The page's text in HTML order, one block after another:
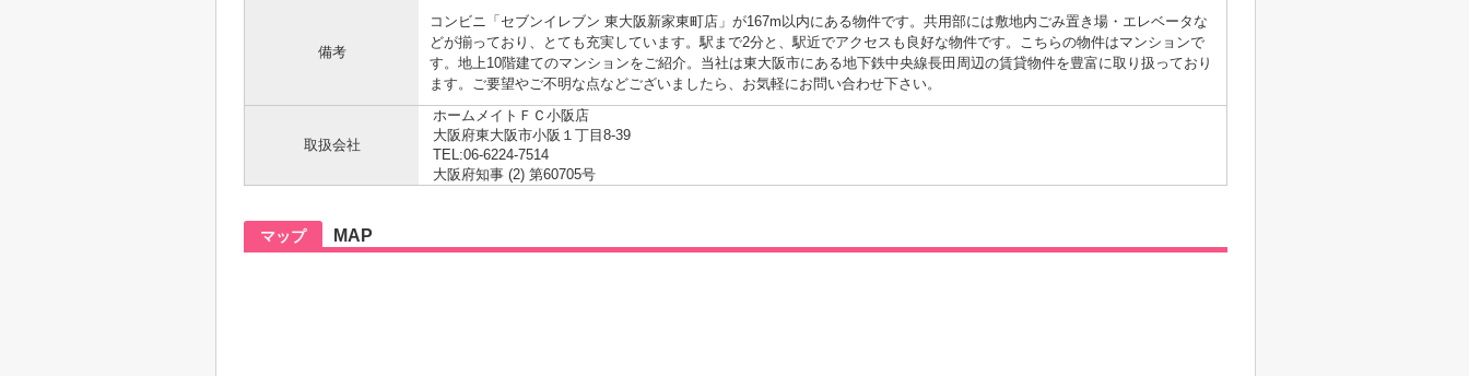
備考
コンビニ「セブンイレブン 東大阪新家東町店」が167m以内にある物件です。共用部には敷地内ごみ置き場・エレベータな
どが揃っており、とても充実しています。駅まで2分と、駅近でアクセスも良好な物件です。こちらの物件はマンションで
す。地上10階建てのマンションをご紹介。当社は東大阪市にある地下鉄中央線長田周辺の賃貸物件を豊富に取り扱っており
ます。ご要望やご不明な点などございましたら、お気軽にお問い合わせ下さい。
取扱会社
ホームメイトＦＣ小阪店
大阪府東大阪市小阪１丁目8-39
TEL:06-6224-7514
大阪府知事 (2) 第60705号
マップ MAP